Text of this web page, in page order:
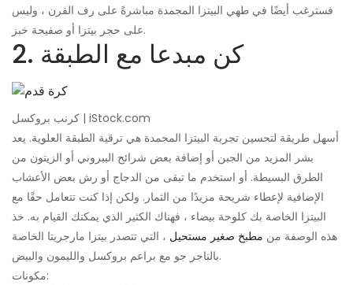
فسترغب أيضًا في طهي البيتزا المجمدة مباشرةً على رف الفرن ، وليس
على حجر بيتزا أو صفيحة خبز.
2. كن مبدعا مع الطبقة
كرنب بروكسل | iStock.com
أسهل طريقة لتحسين تجربة البيتزا المجمدة هي ترقية الطبقة العلوية. يعد
بشر المزيد من الجبن أو إضافة بعض شرائح الببروني أو الزيتون من
الطرق البسيطة. أو استخدم ما تبقى من الدجاج أو رش بعض الأعشاب
الإضافية لإعطاء شريحة مزيدًا من الثمار. ولكن إذا كنت تتعامل حقًا مع
البيتزا الخاصة بك كلوحة بيضاء ، فهناك الكثير الذي يمكنك القيام به. خذ
هذه الوصفة من مطبخ صغير مستحيل ، التي تتصدر بيتزا مارجريتا الخاصة
بالتاجر جو مع براعم بروكسل والليمون والبيض.
مكونات: